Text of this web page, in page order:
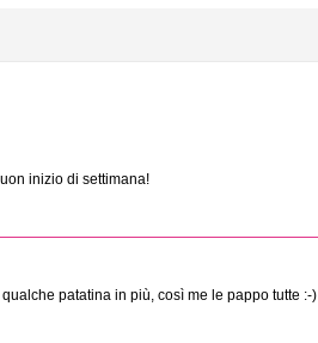
inizio di settimana!
patatina in più, così me le pappo tutte :-)